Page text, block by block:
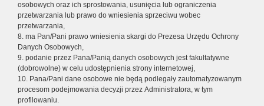
osobowych oraz ich sprostowania, usunięcia lub ograniczenia
przetwarzania lub prawo do wniesienia sprzeciwu wobec
przetwarzania,
8. ma Pan/Pani prawo wniesienia skargi do Prezesa Urzędu Ochrony
Danych Osobowych,
9. podanie przez Pana/Panią danych osobowych jest fakultatywne
(dobrowolne) w celu udostępnienia strony internetowej,
10. Pana/Pani dane osobowe nie będą podlegały zautomatyzowanym
procesom podejmowania decyzji przez Administratora, w tym
profilowaniu.